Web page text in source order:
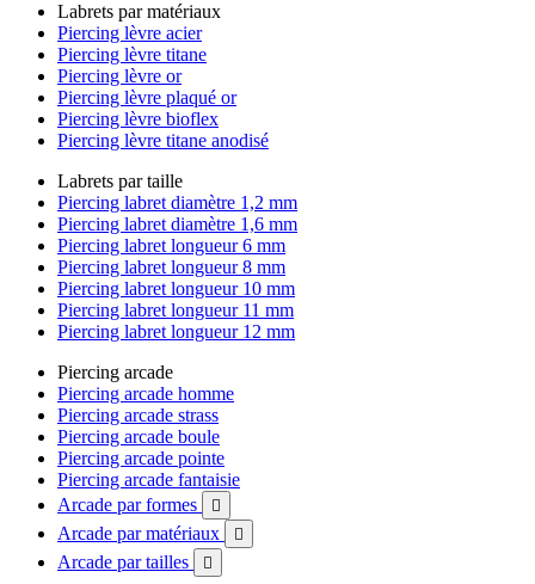
Labrets par matériaux
Piercing lèvre acier
Piercing lèvre titane
Piercing lèvre or
Piercing lèvre plaqué or
Piercing lèvre bioflex
Piercing lèvre titane anodisé
Labrets par taille
Piercing labret diamètre 1,2 mm
Piercing labret diamètre 1,6 mm
Piercing labret longueur 6 mm
Piercing labret longueur 8 mm
Piercing labret longueur 10 mm
Piercing labret longueur 11 mm
Piercing labret longueur 12 mm
Piercing arcade
Piercing arcade homme
Piercing arcade strass
Piercing arcade boule
Piercing arcade pointe
Piercing arcade fantaisie
Arcade par formes

Arcade par matériaux 
Arcade par tailles 